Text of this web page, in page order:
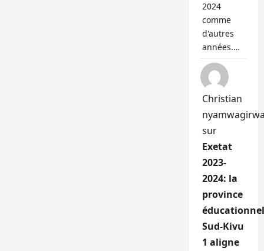
2024
comme
d'autres
années.…
Christian
sur
Exetat
2023-
2024: la
province
Sud-Kivu
1 aligne